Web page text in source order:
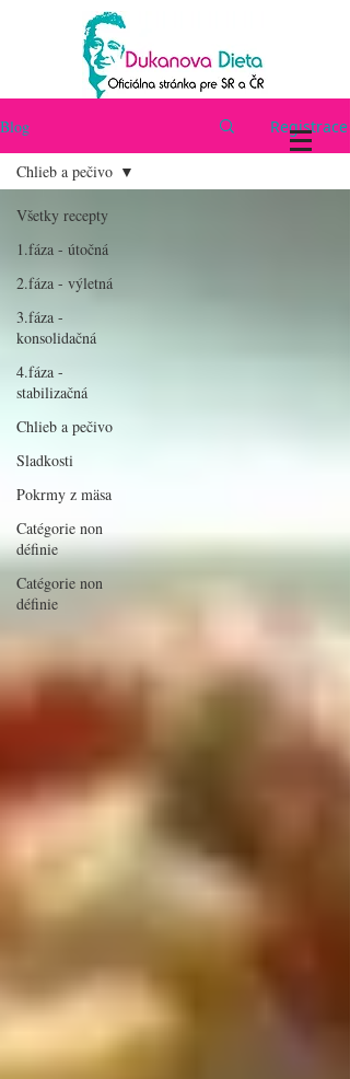
Blog Registrace
Všetky recepty
1.fáza - útočná
2.fáza - výletná
3.fáza -
konsolidačná
4.fáza -
stabilizačná
Chlieb a pečivo
Sladkosti
Pokrmy z mäsa
Catégorie non
définie
Catégorie non
définie
Chlieb a pečivo